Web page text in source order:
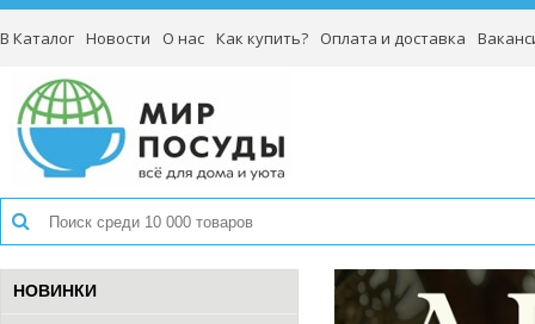
В Каталог Новости О нас Как купить? Оплата и доставка
НОВИНКИ